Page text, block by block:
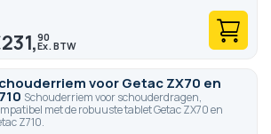
231,90
voor Getac ZX70 en
Schouderriem voor schouderdragen,
met de robuuste tablet Getac ZX70 en
Z710.